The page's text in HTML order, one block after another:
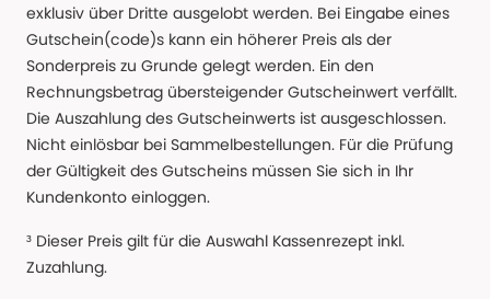
exklusiv über Dritte ausgelobt werden. Bei Eingabe eines
Gutschein(code)s kann ein höherer Preis als der
Sonderpreis zu Grunde gelegt werden. Ein den
Rechnungsbetrag übersteigender Gutscheinwert verfällt.
Die Auszahlung des Gutscheinwerts ist ausgeschlossen.
Nicht einlösbar bei Sammelbestellungen. Für die Prüfung
der Gültigkeit des Gutscheins müssen Sie sich in Ihr
Kundenkonto einloggen.
³ Dieser Preis gilt für die Auswahl Kassenrezept inkl.
Zuzahlung.